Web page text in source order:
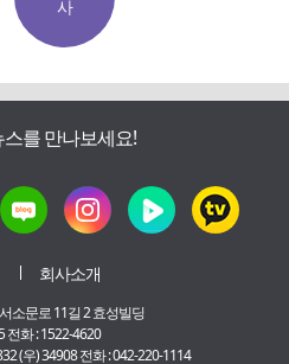
사
를 만나보세요!
회사소개
소문로 11길 2 효성빌딩
전화 : 1522-4620
(우) 34908 전화 : 042-220-1114